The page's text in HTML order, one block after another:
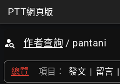
PTT網頁版
作者查詢 / pantani
總覽 項目： 發文 | 留言 |